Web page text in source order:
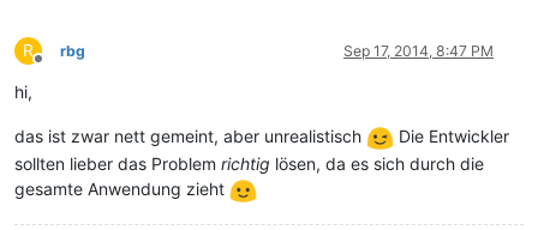
R
Offline
rbg Sep 17, 2014, 8:47 PM
hi,
das ist zwar nett gemeint, aber unrealistisch
Die Entwickler
sollten lieber das Problem richtig lösen, da es sich durch die
gesamte Anwendung zieht